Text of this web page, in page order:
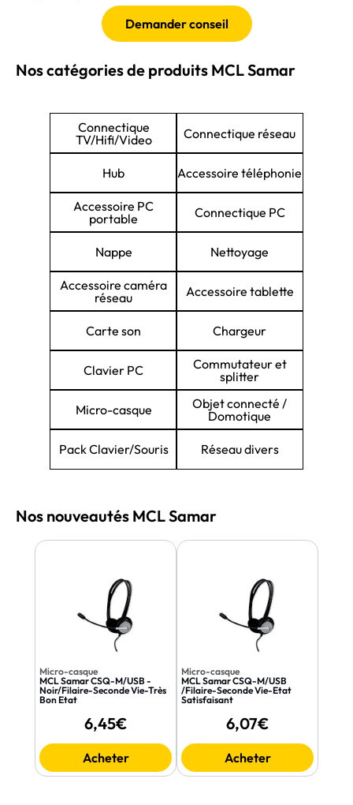
Demander conseil
Nos catégories de produits MCL Samar
Connectique
TV/Hifi/Video
Connectique réseau
Hub Accessoire téléphonie
Accessoire PC
portable
Connectique PC
Nappe Nettoyage
Accessoire caméra
réseau
Accessoire tablette
Carte son Chargeur
Clavier PC
Commutateur et
splitter
Micro-casque
Objet connecté /
Domotique
Pack Clavier/Souris Réseau divers
Nos nouveautés MCL Samar
Micro-casque
MCL Samar CSQ-M/USB -
Noir/Filaire-Seconde Vie-Très
Bon Etat
6,45€
Acheter
Micro-casque
MCL Samar CSQ-M/USB
/Filaire-Seconde Vie-Etat
Satisfaisant
6,07€
Acheter